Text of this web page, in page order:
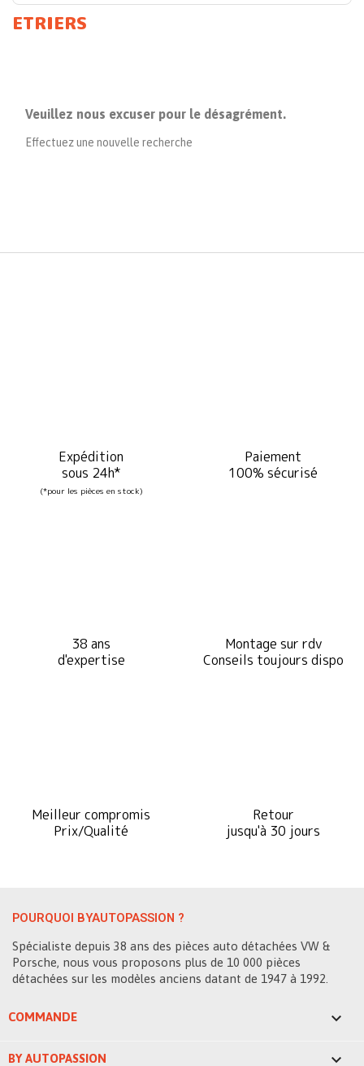
ETRIERS
Veuillez nous excuser pour le désagrément.
Effectuez une nouvelle recherche
Expédition
sous 24h*
(*pour les pièces en stock)
Paiement
100% sécurisé
38 ans
d'expertise
Montage sur rdv
Conseils toujours dispo
Meilleur compromis
Prix/Qualité
Retour
jusqu'à 30 jours
POURQUOI BYAUTOPASSION ?
Spécialiste depuis 38 ans des pièces auto détachées VW &
Porsche, nous vous proposons plus de 10 000 pièces
détachées sur les modèles anciens datant de 1947 à 1992.
COMMANDE 
BY AUTOPASSION 